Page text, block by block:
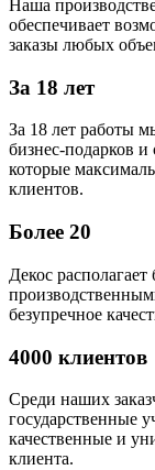
Наша
обеспечивает
заказы любых
За 18 лет
За 18 лет работы
бизнес-подарков
которые
клиентов.
Более 20
Декос
безупречное
4000 клиентов
Среди наших
государственные
качественные и
клиента.